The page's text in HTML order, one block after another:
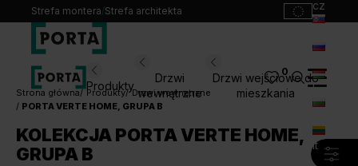
Strefa montera/Strefa architekta cz
hu
lt
Produkty
Drzwi
wewnętrzne
Drzwi wejściowe do
mieszkania
0
Wybierz swoje drzwi
Produkty
Punkty sprzedaży
Strona główna Produkty
Drzwi wewnętrzne
PORTA VERTE HOME, GRUPA B
KOLEKCJA PORTA VERTE HOME,
GRUPA B